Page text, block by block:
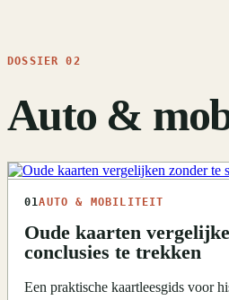
DOSSIER 02
Auto &
01AUTO & MOBILITEIT
Oude kaarten
conclusies te trekken
Een praktische kaartleesgids voor